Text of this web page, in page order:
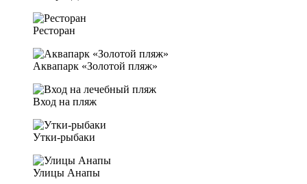
Ресторан
Аквапарк «Золотой пляж»
Вход на пляж
Утки-рыбаки
Улицы Анапы